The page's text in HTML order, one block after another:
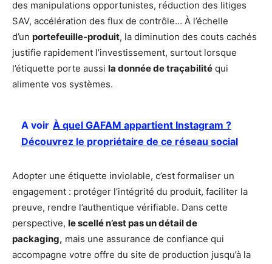
des manipulations opportunistes, réduction des litiges
SAV, accélération des flux de contrôle… À l’échelle
d’un portefeuille-produit, la diminution des couts cachés
justifie rapidement l’investissement, surtout lorsque
l’étiquette porte aussi la donnée de traçabilité qui
alimente vos systèmes.
A voir À quel GAFAM appartient Instagram ?
Découvrez le propriétaire de ce réseau social
Adopter une étiquette inviolable, c’est formaliser un
engagement : protéger l’intégrité du produit, faciliter la
preuve, rendre l’authentique vérifiable. Dans cette
perspective, le scellé n’est pas un détail de
packaging, mais une assurance de confiance qui
accompagne votre offre du site de production jusqu’à la